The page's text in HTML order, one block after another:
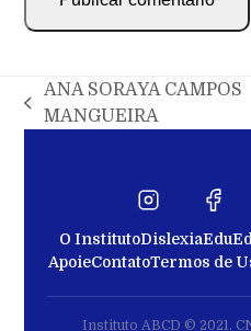
ANA SORAYA CAMPOS
MANGUEIRA
O InstitutoDislexia
ApoieContatoTermos de
Instituto ABCD © 2021.